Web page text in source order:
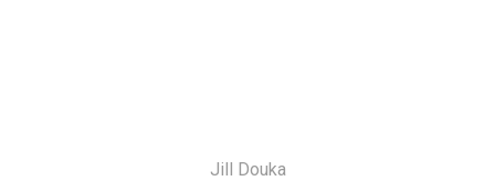
Jill Douka